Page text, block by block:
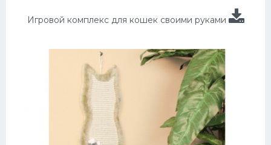
Игровой комплекс для кошек своими руками